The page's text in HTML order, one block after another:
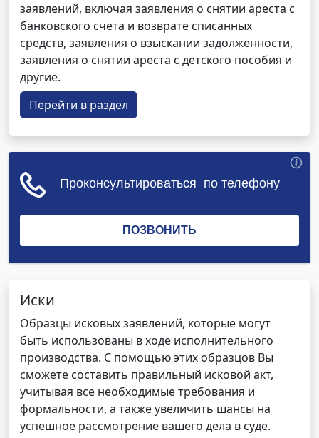
заявлений, включая заявления о снятии ареста с
банковского счета и возврате списанных
средств, заявления о взыскании задолженности,
заявления о снятии ареста с детского пособия и
другие.
Перейти в раздел
Иски
Образцы исковых заявлений, которые могут
быть использованы в ходе исполнительного
производства. С помощью этих образцов Вы
сможете составить правильный исковой акт,
учитывая все необходимые требования и
формальности, а также увеличить шансы на
успешное рассмотрение вашего дела в суде.